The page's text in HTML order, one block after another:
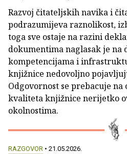
Razvoj čitateljskih navika i
podrazumijeva raznolikost,
toga sve ostaje na razini
dokumentima naglasak je na
kompetencijama i
knjižnice nedovoljno
Odgovornost se prebacuje na
kvaliteta knjižnice nerijetko
okolnostima.
RAZGOVOR • 21.05.2026.